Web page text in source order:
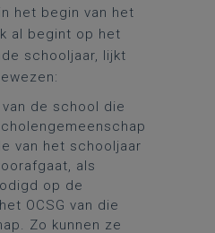
het begin van het
al begint op het
schooljaar, lijkt
de school die
van het schooljaar
als
op de
OCSG van die
Zo kunnen ze